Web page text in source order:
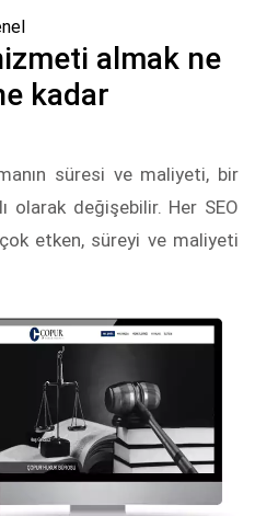
almak ne
kadar
süresi ve maliyeti, bir
olarak değişebilir. Her SEO
etken, süreyi ve maliyeti